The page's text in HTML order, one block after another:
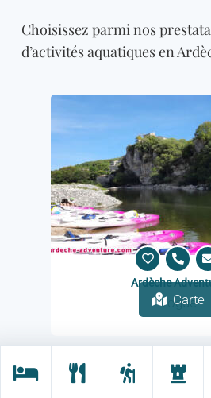
Choisissez parmi nos
d’activités aquatiques en
Ardèche
Vogüé
Carte